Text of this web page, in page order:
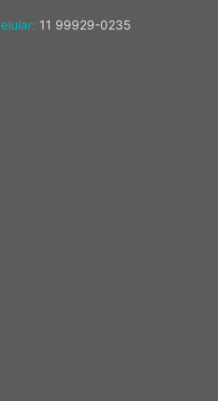
11 99929-0235